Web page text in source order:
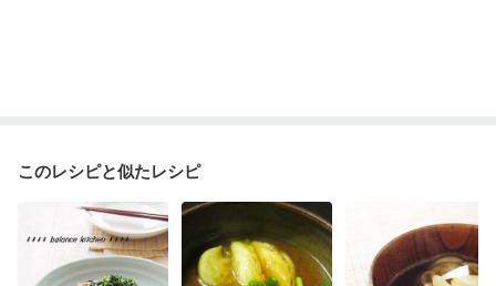
このレシピと似たレシピ